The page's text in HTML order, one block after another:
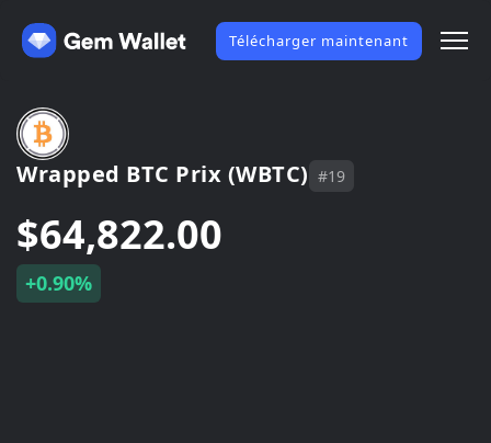
Télécharger maintenant
Wrapped BTC Prix (WBTC) #19
$64,822.00
+0.90%